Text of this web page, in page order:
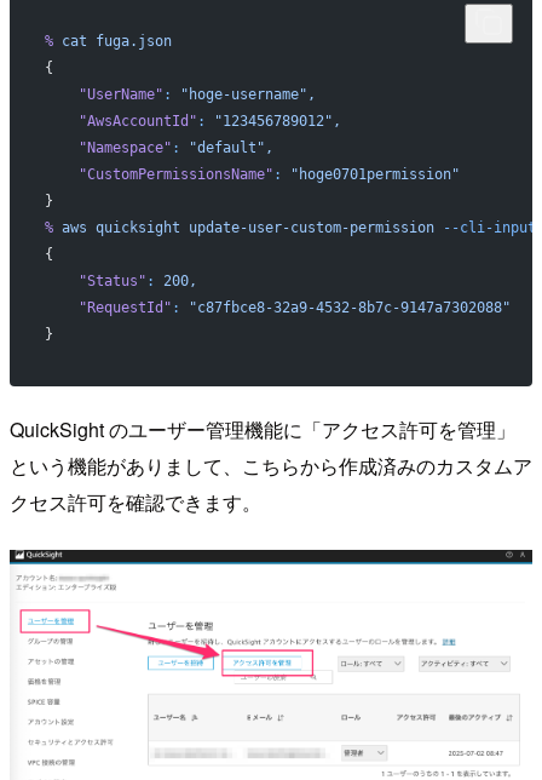
% cat fuga.json
{
    "UserName"
:
"hoge-username",
    "AwsAccountId"
:
"123456789012",
    "Namespace"
:
"default",
    "CustomPermissionsName"
:
"hoge0701permission"
}
% aws quicksight update-user-custom-permission --cli-input-
{
    "Status"
:
200,
    "RequestId"
:
"c87fbce8-32a9-4532-8b7c-9147a7302088"
}
QuickSight のユーザー管理機能に「アクセス許可を管理」
という機能がありまして、こちらから作成済みのカスタムア
クセス許可を確認できます。